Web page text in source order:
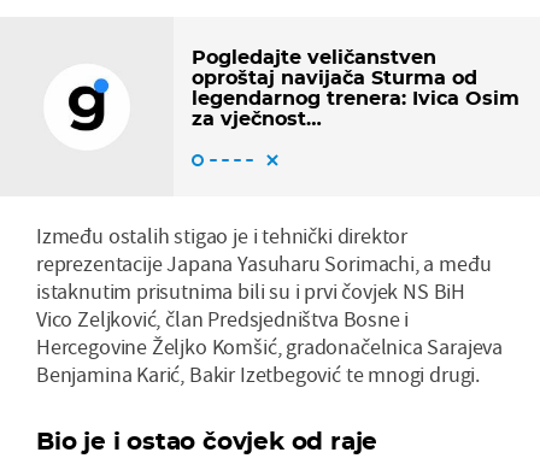
Pogledajte veličanstven
oproštaj navijača Sturma od
legendarnog trenera: Ivica Osim
za vječnost…
Između ostalih stigao je i tehnički direktor
reprezentacije Japana Yasuharu Sorimachi, a među
istaknutim prisutnima bili su i prvi čovjek NS BiH
Vico Zeljković, član Predsjedništva Bosne i
Hercegovine Željko Komšić, gradonačelnica Sarajeva
Benjamina Karić, Bakir Izetbegović te mnogi drugi.
Bio je i ostao čovjek od raje